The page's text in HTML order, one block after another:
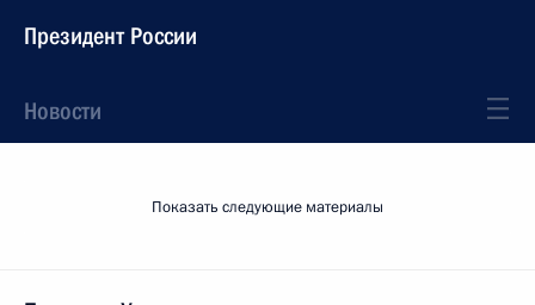
Президент России
Новости
Показать следующие материалы